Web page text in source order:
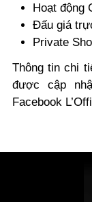
Hoạt động
Đấu giá
Private
Thông tin chi
được cập
Facebook